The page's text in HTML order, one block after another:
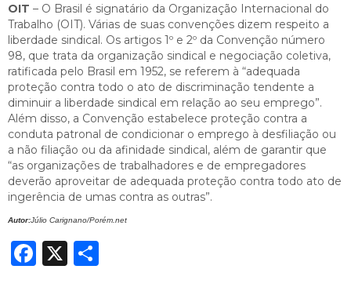
OIT – O Brasil é signatário da Organização Internacional do
Trabalho (OIT). Várias de suas convenções dizem respeito a
liberdade sindical. Os artigos 1º e 2º da Convenção número
98, que trata da organização sindical e negociação coletiva,
ratificada pelo Brasil em 1952, se referem à “adequada
proteção contra todo o ato de discriminação tendente a
diminuir a liberdade sindical em relação ao seu emprego”.
Além disso, a Convenção estabelece proteção contra a
conduta patronal de condicionar o emprego à desfiliação ou
a não filiação ou da afinidade sindical, além de garantir que
“as organizações de trabalhadores e de empregadores
deverão aproveitar de adequada proteção contra todo ato de
ingerência de umas contra as outras”.
Autor:Júlio Carignano/Porém.net
Facebook
X